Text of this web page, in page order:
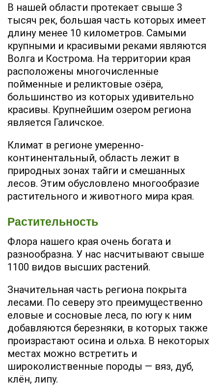
В нашей области протекает свыше 3
тысяч рек, большая часть которых имеет
длину менее 10 километров. Самыми
крупными и красивыми реками являются
Волга и Кострома. На территории края
расположены многочисленные
пойменные и реликтовые озёра,
большинство из которых удивительно
красивы. Крупнейшим озером региона
является Галичское.
Климат в регионе умеренно-
континентальный, область лежит в
природных зонах тайги и смешанных
лесов. Этим обусловлено многообразие
растительного и животного мира края.
Растительность
Флора нашего края очень богата и
разнообразна. У нас насчитывают свыше
1100 видов высших растений.
Значительная часть региона покрыта
лесами. По северу это преимущественно
еловые и сосновые леса, по югу к ним
добавляются березняки, в которых также
произрастают осина и ольха. В некоторых
местах можно встретить и
широколиственные породы — вяз, дуб,
клён, липу.